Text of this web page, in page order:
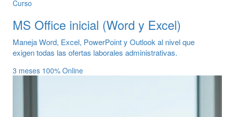
Curso
MS Office inicial (Word y Excel)
Maneja Word, Excel, PowerPoint y Outlook al nivel que
exigen todas las ofertas laborales administrativas.
3 meses 100% Online